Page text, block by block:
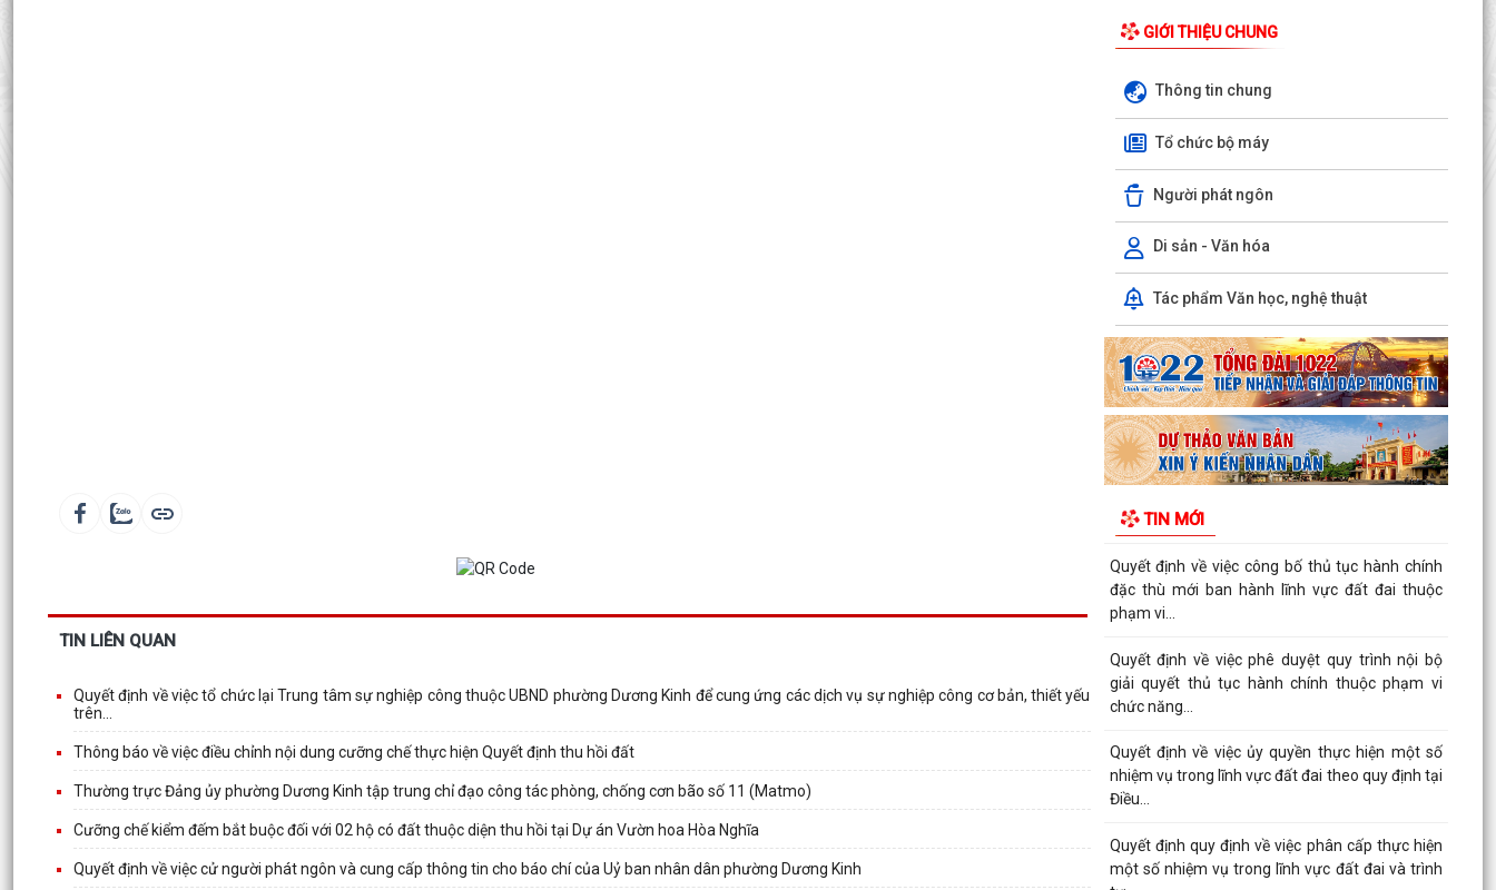
TIN LIÊN QUAN
Quyết định về việc tổ chức lại Trung tâm sự nghiệp công thuộc UBND phường Dương Kinh để cung ứng các dịch vụ sự nghiệp công cơ bản, thiết yếu
trên...
Thông báo về việc điều chỉnh nội dung cưỡng chế thực hiện Quyết định thu hồi đất
Thường trực Đảng ủy phường Dương Kinh tập trung chỉ đạo công tác phòng, chống cơn bão số 11 (Matmo)
Cưỡng chế kiểm đếm bắt buộc đối với 02 hộ có đất thuộc diện thu hồi tại Dự án Vườn hoa Hòa Nghĩa
Quyết định về việc cử người phát ngôn và cung cấp thông tin cho báo chí của Uỷ ban nhân dân phường Dương Kinh
GIỚI THIỆU CHUNG
Thông tin chung
Tổ chức bộ máy
Người phát ngôn
Di sản - Văn hóa
Tác phẩm Văn học, nghệ thuật
TIN MỚI
Phường Dương Kinh thống nhất công tác chuẩn
bị Kỳ họp thứ 5 (Kỳ họp chuyên đề năm 2026)
HĐND phường...
Công đoàn phường Dương Kinh công bố quyết
định kết nạp đoàn viên, thành lập 05 công đoàn
cơ sở mới
Lãnh đạo phường Dương Kinh kiểm tra công tác
điều tra, khảo sát, đo đạc, kiểm đếm phục vụ Dự
án...
Ban Kinh tế - Ngân sách HĐND phường Dương
Kinh khảo sát các dự án dự kiến Kế hoạch đầu
tư công năm...
Quyết định về việc công bố Danh mục thủ tục
sung và bị...
Quyết định về việc công bố thủ tục hành chính
đặc thù mới ban hành lĩnh vực đất đai thuộc
phạm vi...
Quyết định về việc phê duyệt quy trình nội bộ
giải quyết thủ tục hành chính thuộc phạm vi
chức năng...
Quyết định về việc ủy quyền thực hiện một số
nhiệm vụ trong lĩnh vực đất đai theo quy định tại
Điều...
Quyết định quy định về việc phân cấp thực hiện
một số nhiệm vụ trong lĩnh vực đất đai và trình